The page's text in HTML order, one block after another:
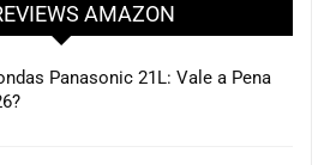
AMAZON
Panasonic 21L: Vale a Pena